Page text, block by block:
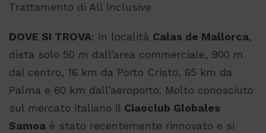
Trattamento di All Inclusive
DOVE SI TROVA: In località Calas de Mallorca,
dista solo 50 m dall’area commerciale, 900 m
dal centro, 16 km da Porto Cristo, 65 km da
Palma e 60 km dall’aeroporto. Molto conosciuto
sul mercato italiano il Ciaoclub Globales
Samoa è stato recentemente rinnovato e si